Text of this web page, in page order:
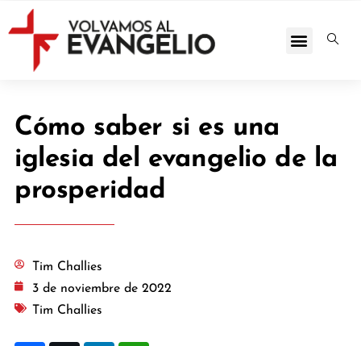
Cómo saber si es una
iglesia del evangelio de la
prosperidad
Tim Challies
3 de noviembre de 2022
Tim Challies